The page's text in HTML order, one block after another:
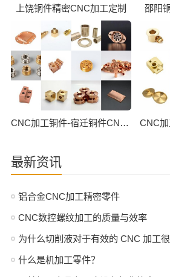
上饶铜件精密CNC加工定制 邵阳
CNC加工铜件-宿迁铜件CNC批量加工
最新资讯
铝合金CNC加工精密零件
CNC数控螺纹加工的质量与效率
什么是机加工零件？